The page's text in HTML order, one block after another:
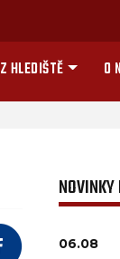
Z HLEDIŠTĚ O
06.08